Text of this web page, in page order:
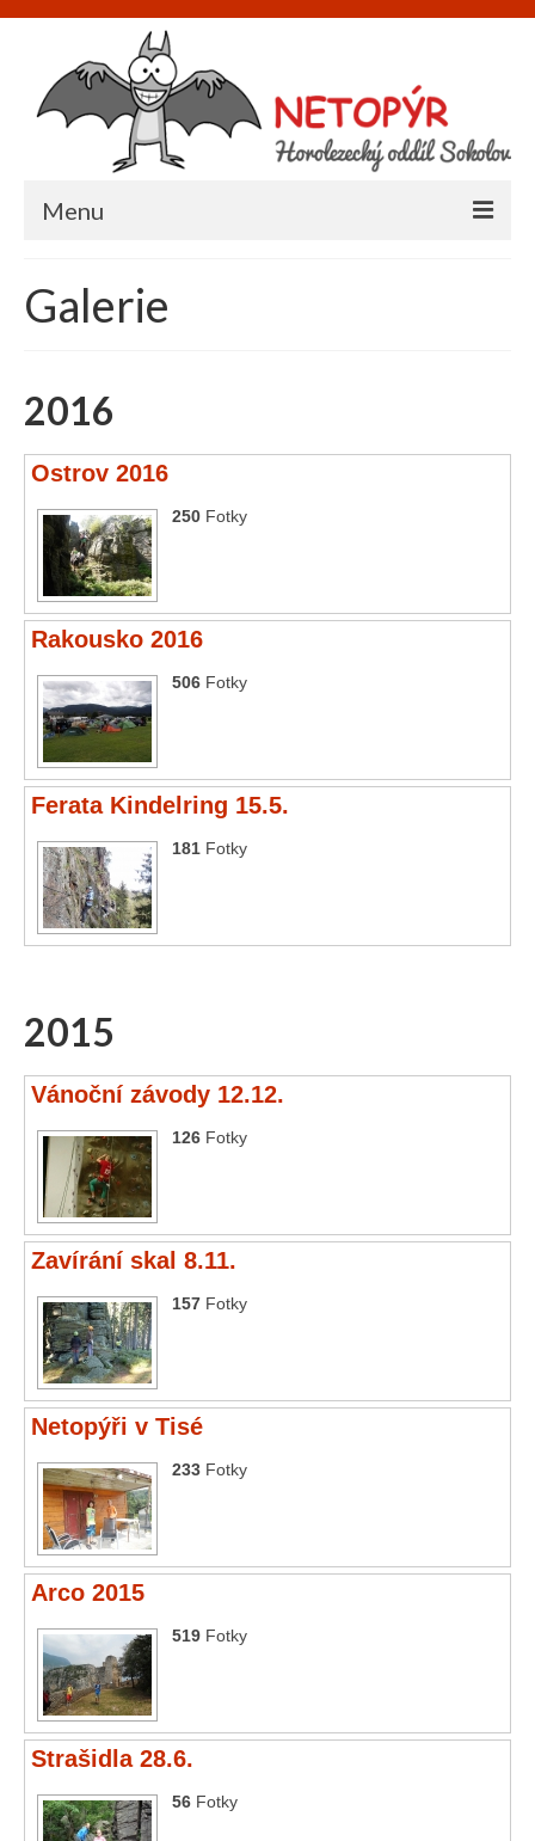
Menu
O nás
Napište nám
Akce
Galerie
Vše
2016
2014
2013
2012
2011
2010
Průvodce
Vzkazy
Bazar
Galerie
2016
Ostrov 2016
250 Fotky
Rakousko 2016
506 Fotky
Ferata Kindelring 15.5.
181 Fotky
2015
Vánoční závody 12.12.
126 Fotky
Zavírání skal 8.11.
157 Fotky
Netopýři v Tisé
233 Fotky
Arco 2015
519 Fotky
Strašidla 28.6.
56 Fotky